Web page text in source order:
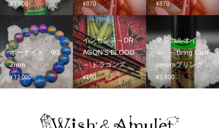
¥3,800 ¥870 ¥870
ボーナイト Φ1
2mm
¥33,000
インセンス～DR
AGON’S BLOOD
～ ドラゴンズ...
¥100
マジカルオイ
ル ～Bring Cust
omersブリング...
¥3,800